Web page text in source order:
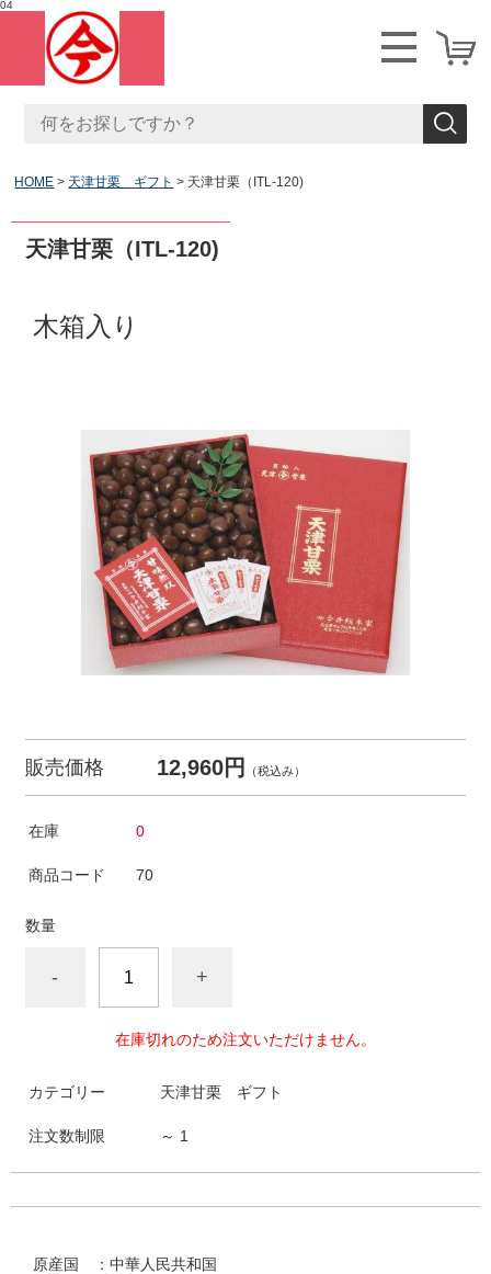
04
HOME 天津甘栗 ギフト 天津甘栗（ITL-120)
天津甘栗（ITL-120)
木箱入り
販売価格 12,960円 （税込み）
在庫 0
商品コード 70
数量
- +
在庫切れのため注文いただけません。
カテゴリー 天津甘栗 ギフト
注文数制限 ～ 1
原産国 ：中華人民共和国